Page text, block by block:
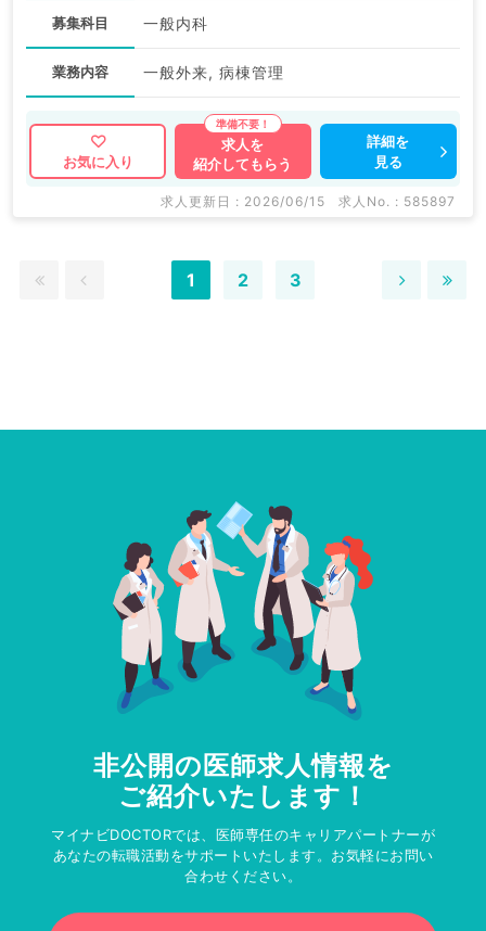
募集科目 一般内科
業務内容 一般外来, 病棟管理
お気に入り
求人を
紹介してもらう
詳細を
見る
求人更新日 : 2026/06/15 求人No. : 585897
1 2 3
非公開の医師求人情報を
ご紹介いたします！
マイナビDOCTORでは、医師専任のキャリアパートナーが
あなたの転職活動をサポートいたします。お気軽にお問い
合わせください。